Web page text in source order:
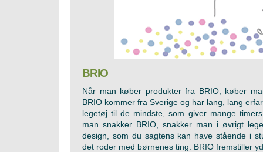
BRIO
Når man køber produkter fra BRIO, køber
BRIO kommer fra Sverige og har lang, lang
legetøj til de mindste, som giver mange
man snakker BRIO, snakker man i øvrigt
design, som du sagtens kan have stående i
det roder med børnenes ting. BRIO fremstiller